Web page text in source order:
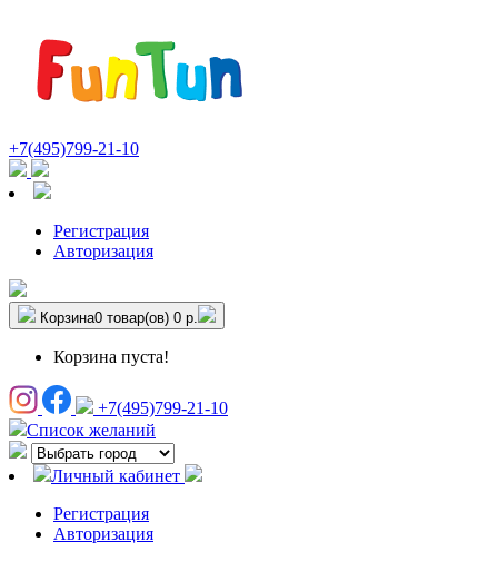
+7(495)799-21-10
Регистрация
Авторизация
Корзина0 товар(ов) 0 р.
Корзина пуста!
+7(495)799-21-10
Список желаний
Личный кабинет
Регистрация
Авторизация